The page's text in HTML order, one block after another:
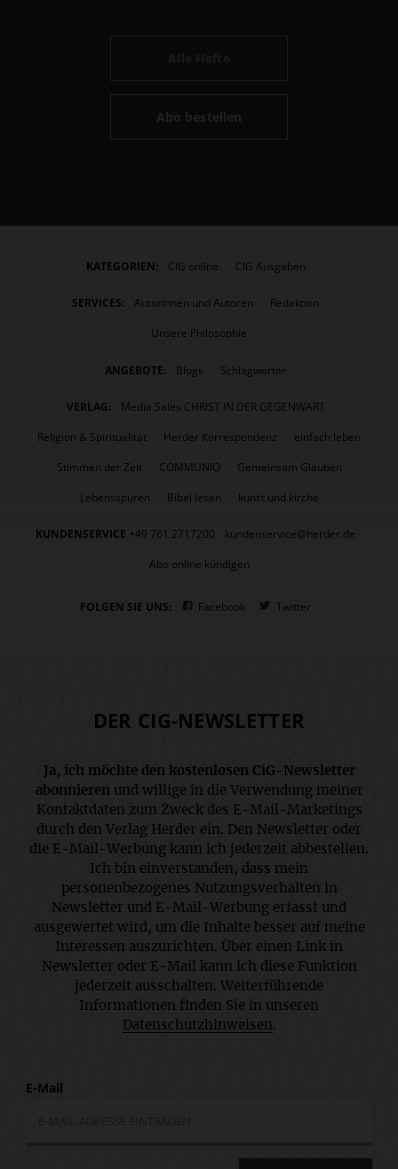
Abo bestellen
KATEGORIEN: CIG online CIG Ausgaben
SERVICES: Autorinnen und Autoren
Redaktion
Unsere Philosophie
ANGEBOTE: Blogs Schlagwörter
VERLAG:
Media Sales CHRIST IN DER GEGENWART
Religion & Spiritualität
Herder Korrespondenz
einfach leben
Stimmen der Zeit
COMMUNIO
Gemeinsam Glauben
Lebensspuren
Bibel lesen kunst und kirche
KUNDENSERVICE +49 761 2717200
kundenservice@herder.de
Abo online kündigen
FOLGEN SIE UNS: Facebook Twitter
DER CIG-NEWSLETTER
Ja, ich möchte den kostenlosen CiG-Newsletter
abonnierenund willige in die Verwendung meiner
Kontaktdaten zum Zweck des E-Mail-Marketings
durch den Verlag Herder ein. Den Newsletter oder
die E-Mail-Werbung kann ich jederzeit abbestellen.
Ich bin einverstanden, dass mein
personenbezogenes Nutzungsverhalten in
Newsletter und E-Mail-Werbung erfasst und
ausgewertet wird, um die Inhalte besser auf meine
Interessen auszurichten. Über einen Link in
Newsletter oder E-Mail kann ich diese Funktion
jederzeit ausschalten. Weiterführende
Informationen finden Sie in unseren
Datenschutzhinweisen.
E-Mail